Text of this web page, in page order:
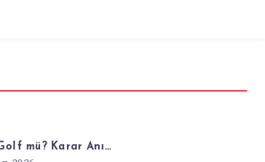
mü? Karar Anı…